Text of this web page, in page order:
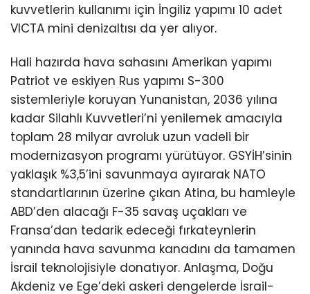
kuvvetlerin kullanımı için İngiliz yapımı 10 adet
VICTA mini denizaltısı da yer alıyor.
Hali hazırda hava sahasını Amerikan yapımı
Patriot ve eskiyen Rus yapımı S-300
sistemleriyle koruyan Yunanistan, 2036 yılına
kadar Silahlı Kuvvetleri’ni yenilemek amacıyla
toplam 28 milyar avroluk uzun vadeli bir
modernizasyon programı yürütüyor. GSYİH’sinin
yaklaşık %3,5’ini savunmaya ayırarak NATO
standartlarının üzerine çıkan Atina, bu hamleyle
ABD’den alacağı F-35 savaş uçakları ve
Fransa’dan tedarik edeceği fırkateynlerin
yanında hava savunma kanadını da tamamen
İsrail teknolojisiyle donatıyor. Anlaşma, Doğu
Akdeniz ve Ege’deki askeri dengelerde İsrail-